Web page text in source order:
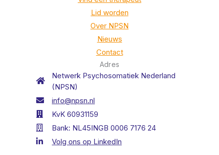
Lid worden
Over NPSN
Nieuws
Contact
Adres
Netwerk Psychosomatiek Nederland
(NPSN)
info@npsn.nl
KvK 60931159
Bank: NL45INGB 0006 7176 24
Volg ons op LinkedIn